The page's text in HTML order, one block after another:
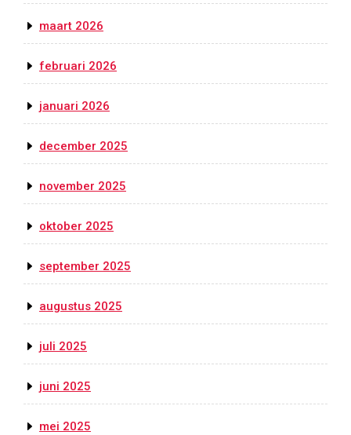
maart 2026
februari 2026
januari 2026
december 2025
november 2025
oktober 2025
september 2025
augustus 2025
juli 2025
juni 2025
mei 2025